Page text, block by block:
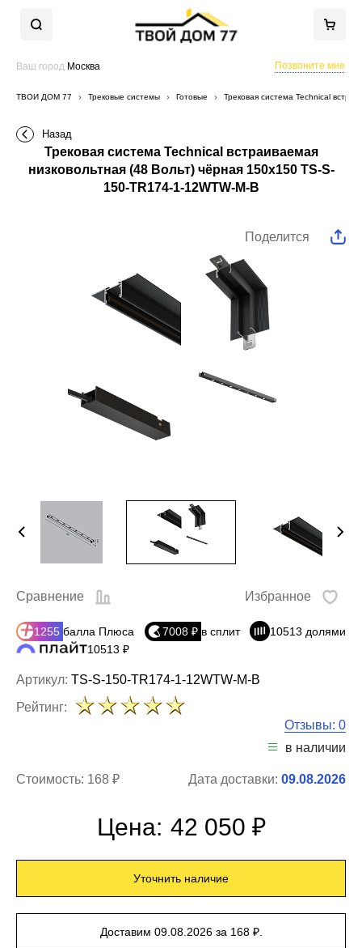
Ваш город Москва Позвоните мне
ТВОЙ ДОМ 77 Трековые системы Готовые Трековая система Technical
Назад
Трековая система Technical встраиваемая
низковольтная (48 Вольт) чёрная 150x150 TS-S-
150-TR174-1-12WTW-M-B
Поделится
Артикул: TS-S-150-TR174-1-12WTW-M-B
Сравнение Избранное
1255 балла Плюса 7008 ₽ в сплит
10513 долями
10513 ₽
Рейтинг:
Отзывы: 0
в наличии
Стоимость: 168 ₽ Дата доставки: 09.08.2026
Цена: 42 050 ₽
Уточнить наличие
Доставим 09.08.2026 за 168 ₽.